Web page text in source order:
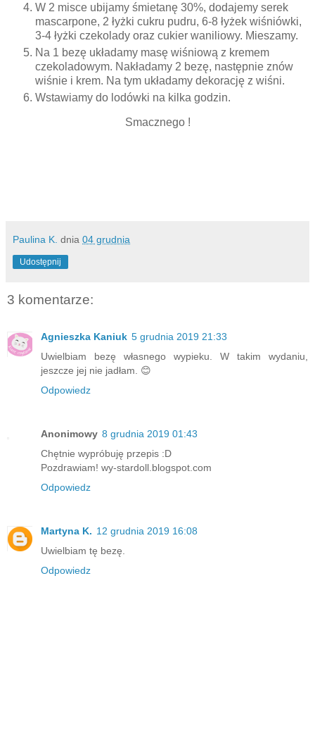
W 2 misce ubijamy śmietanę 30%, dodajemy serek
mascarpone, 2 łyżki cukru pudru, 6-8 łyżek wiśniówki,
3-4 łyżki czekolady oraz cukier waniliowy. Mieszamy.
Na 1 bezę układamy masę wiśniową z kremem
czekoladowym. Nakładamy 2 bezę, następnie znów
wiśnie i krem. Na tym układamy dekorację z wiśni.
Wstawiamy do lodówki na kilka godzin.
Smacznego !
Paulina K. dnia 04 grudnia
Udostępnij
3 komentarze:
Agnieszka Kaniuk 5 grudnia 2019 21:33
Uwielbiam bezę własnego wypieku. W takim wydaniu,
jeszcze jej nie jadłam. 😊
Odpowiedz
Anonimowy 8 grudnia 2019 01:43
Chętnie wypróbuję przepis :D
Pozdrawiam! wy-stardoll.blogspot.com
Odpowiedz
Martyna K. 12 grudnia 2019 16:08
Uwielbiam tę bezę.
Odpowiedz